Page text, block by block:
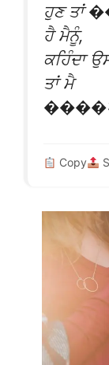
ਹੁਣ ਤਾਂ
ਹੈ ਮੈਨੂੰ,
ਕਹਿੰਦਾ
ਤਾਂ ਮੈ
Copy